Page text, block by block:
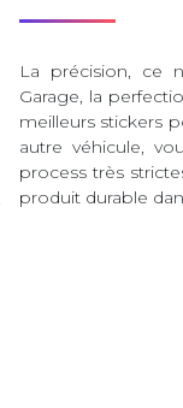
La précision, ce
Garage, la
meilleurs stickers
autre véhicule,
process très
produit durable